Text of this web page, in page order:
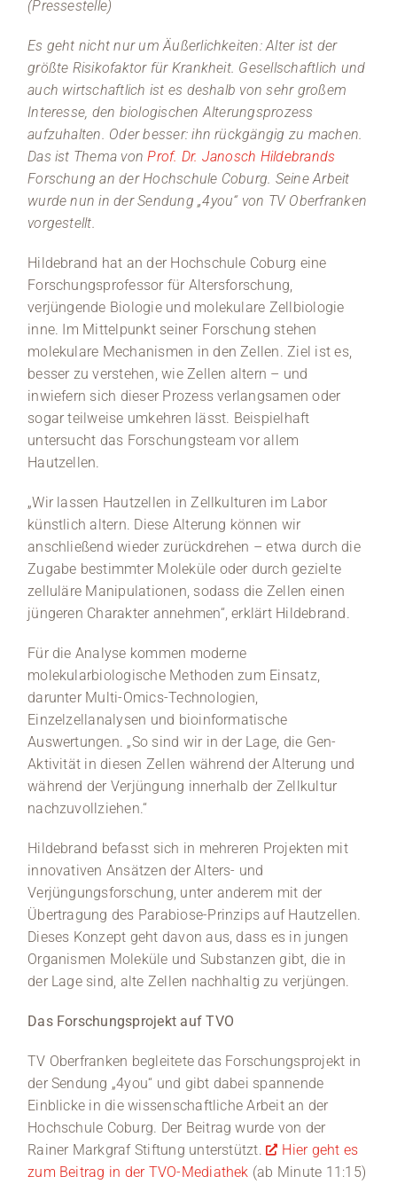
(Pressestelle)
Es geht nicht nur um Äußerlichkeiten: Alter ist der
größte Risikofaktor für Krankheit. Gesellschaftlich und
auch wirtschaftlich ist es deshalb von sehr großem
Interesse, den biologischen Alterungsprozess
aufzuhalten. Oder besser: ihn rückgängig zu machen.
Das ist Thema vonProf. Dr. Janosch Hildebrands
Forschung an der Hochschule Coburg. Seine Arbeit
wurde nun in der Sendung „4you“ von TV Oberfranken
vorgestellt.
Hildebrand hat an der Hochschule Coburg eine
Forschungsprofessor für Altersforschung,
verjüngende Biologie und molekulare Zellbiologie
inne. Im Mittelpunkt seiner Forschung stehen
molekulare Mechanismen in den Zellen. Ziel ist es,
besser zu verstehen, wie Zellen altern – und
inwiefern sich dieser Prozess verlangsamen oder
sogar teilweise umkehren lässt. Beispielhaft
untersucht das Forschungsteam vor allem
Hautzellen.
„Wir lassen Hautzellen in Zellkulturen im Labor
künstlich altern. Diese Alterung können wir
anschließend wieder zurückdrehen – etwa durch die
Zugabe bestimmter Moleküle oder durch gezielte
zelluläre Manipulationen, sodass die Zellen einen
jüngeren Charakter annehmen“, erklärt Hildebrand.
Für die Analyse kommen moderne
molekularbiologische Methoden zum Einsatz,
darunter Multi-Omics-Technologien,
Einzelzellanalysen und bioinformatische
Auswertungen. „So sind wir in der Lage, die Gen-
Aktivität in diesen Zellen während der Alterung und
während der Verjüngung innerhalb der Zellkultur
nachzuvollziehen.“
Hildebrand befasst sich in mehreren Projekten mit
innovativen Ansätzen der Alters- und
Verjüngungsforschung, unter anderem mit der
Übertragung des Parabiose-Prinzips auf Hautzellen.
Dieses Konzept geht davon aus, dass es in jungen
Organismen Moleküle und Substanzen gibt, die in
der Lage sind, alte Zellen nachhaltig zu verjüngen.
Das Forschungsprojekt auf TVO
TV Oberfranken begleitete das Forschungsprojekt in
der Sendung „4you“ und gibt dabei spannende
Einblicke in die wissenschaftliche Arbeit an der
Hochschule Coburg. Der Beitrag wurde von der
Rainer Markgraf Stiftung unterstützt.
Hier geht es
zum Beitrag in der TVO-Mediathek (ab Minute 11:15)